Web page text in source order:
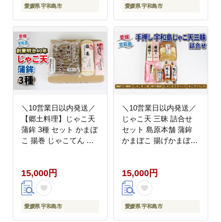
愛媛県 宇和島市
つまみ 加工品 特産品
013004
愛媛県 宇和島市
＼10営業日以内発送／
【郷土料理】じゃこ天
蒲鉾 3種 セット かまぼ
こ 揚巻 じゃこてん 野
15,000円
愛媛県 宇和島市
＼10営業日以内発送／
じゃこ天 三昧 詰合せ
セット 島原本舗 蒲鉾
かまぼこ 揚げかまぼこ
ク 削り蒲鉾 すり身 練
り物 冷蔵 惣菜 フライ
アレンジ 小分け 酒 お
つまみ 肴 魚肉 水産 加
15,000円
愛媛県 宇和島市